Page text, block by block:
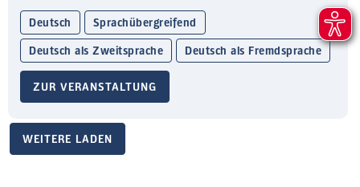
Deutsch Sprachübergreifend
Deutsch als Zweitsprache Deutsch als Fremdsprache
ZUR VERANSTALTUNG
WEITERE LADEN